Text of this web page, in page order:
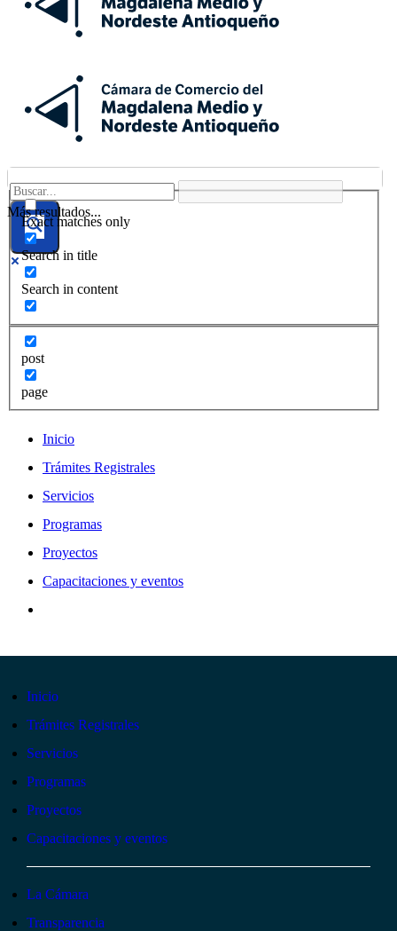
Más resultados...
Exact matches only
Search in title
Search in content
post
page
Inicio
Trámites Registrales
Servicios
Programas
Proyectos
Capacitaciones y eventos
Inicio
Trámites Registrales
Servicios
Programas
Proyectos
Capacitaciones y eventos
La Cámara
Transparencia